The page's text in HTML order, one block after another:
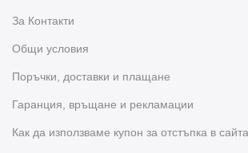
За Контакти
Общи условия
Поръчки, доставки и плащане
Гаранция, връщане и рекламации
Как да използваме купон за отстъпка в